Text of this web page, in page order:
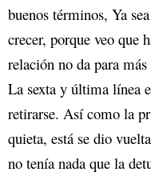
buenos términos, Ya
crecer, porque veo que
relación no da para
La sexta y última línea
retirarse. Así como la
quieta, está se dio
no tenía nada que la